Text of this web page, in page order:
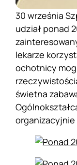
30 września
udział ponad
lekarze
ochotnicy
świetna
organizacyjnie